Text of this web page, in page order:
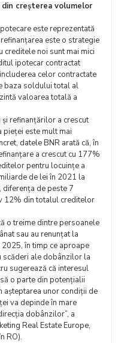
creșterea volumelor
este reprezentată
este o strategie
noi sunt mai mici
ipotecar contractat
celor contractate
baza soldului total al
valoarea totală a
refinanțărilor a crescut
pieței este mult mai
datele BNR arată că, în
a crescut cu 177%
pentru locuințe a
de lei în 2021 la
diferența de peste 7
12% din totalul creditelor
o treime dintre persoanele
sau au renunțat la
în timp ce aproape
scăderi ale dobânzilor la
sugerează că interesul
o parte din potențialii
așteptarea unor condiții de
va depinde în mare
dobânzilor”, a
Real Estate Europe,
RO).